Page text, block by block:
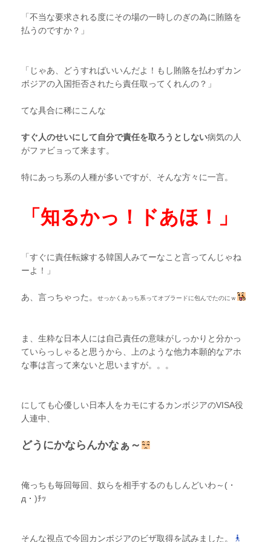
「不当な要求される度にその場の一時しのぎの為に賄賂を
払うのですか？」
「じゃあ、どうすればいいんだよ！もし賄賂を払わずカン
ボジアの入国拒否されたら責任取ってくれんの？」
てな具合に稀にこんな
すぐ人のせいにして自分で責任を取ろうとしない病気の人
がファビョって来ます。
特にあっち系の人種が多いですが、そんな方々に一言。
「知るかっ！ドあほ！」
「すぐに責任転嫁する韓国人みてーなこと言ってんじゃね
ーよ！」
あ、言っちゃった。せっかくあっち系ってオブラードに包んでたのにｗ
ま、生粋な日本人には自己責任の意味がしっかりと分かっ
ていらっしゃると思うから、上のような他力本願的なアホ
な事は言って来ないと思いますが。。。
にしても心優しい日本人をカモにするカンボジアのVISA役
人連中、
どうにかならんかなぁ～
俺っちも毎回毎回、奴らを相手するのもしんどいわ～(・
д・)ﾁｯ
そんな視点で今回カンボジアのビザ取得を試みました。